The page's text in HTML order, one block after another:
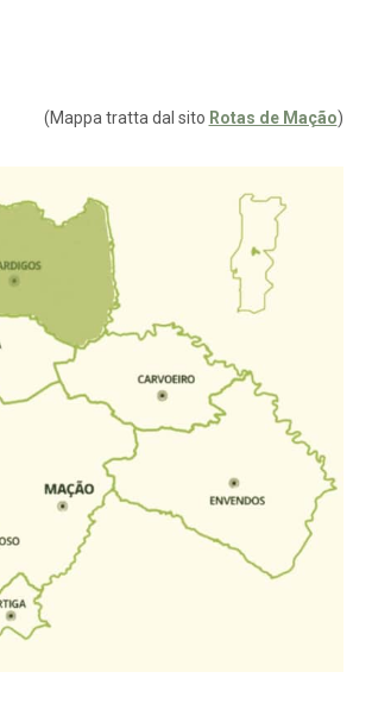
(Mappa tratta dal sito Rotas de Mação)